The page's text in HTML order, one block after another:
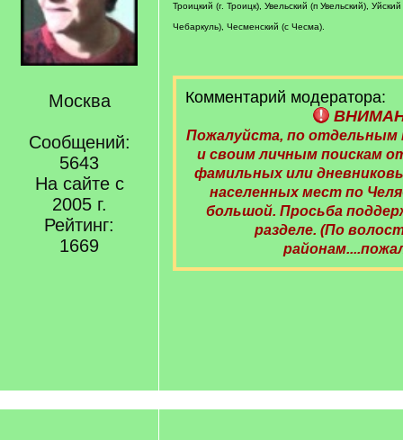
Москва
Сообщений:
5643
На сайте с
2005 г.
Рейтинг:
1669
Троицкий (г. Троицк), Увельский (п Увельский),
Чебаркуль), Чесменский (с Чесма).
Комментарий модератора:
Пожалуйста, по отдельным
и своим личным поискам
фамильных или
населенных мест по
большой. Просьба
разделе. (По